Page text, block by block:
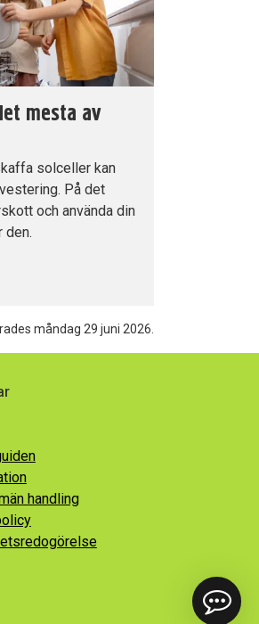
mesta av
solceller kan
På det
och använda din
den.
måndag 29 juni 2026.
handling